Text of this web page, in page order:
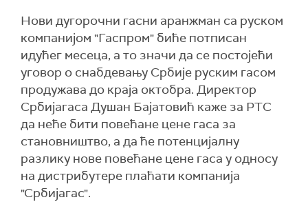
Нови дугорочни гасни аранжман са руском
компанијом "Гаспром" биће потписан
идућег месеца, а то значи да се постојећи
уговор о снабдевању Србије руским гасом
продужава до краја октобра. Директор
Србијагаса Душан Бајатовић каже за РТС
да неће бити повећане цене гаса за
становништво, а да ће потенцијалну
разлику нове повећане цене гаса у односу
на дистрибутере плаћати компанија
"Србијагас".